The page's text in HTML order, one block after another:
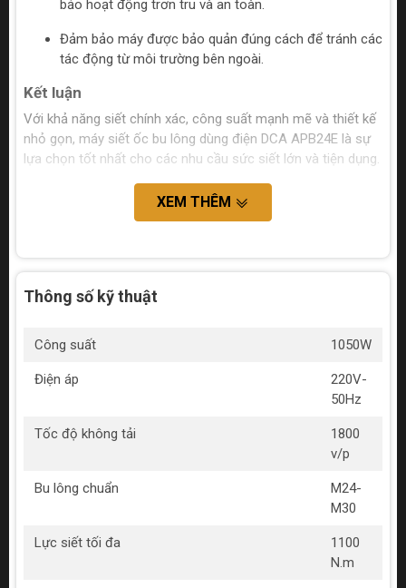
bảo hoạt động trơn tru và an toàn.
Đảm bảo máy được bảo quản đúng cách để tránh các
tác động từ môi trường bên ngoài.
Kết luận
Với khả năng siết chính xác, công suất mạnh mẽ và thiết kế
nhỏ gọn, máy siết ốc bu lông dùng điện DCA APB24E là sự
lựa chọn tốt nhất cho các nhu cầu sức siết lớn và tiện dụng.
XEM THÊM
Thông số kỹ thuật
Công suất 1050W
Điện áp
220V-
50Hz
Tốc độ không tải
1800
v/p
Bu lông chuẩn
M24-
M30
Lực siết tối đa
1100
N.m